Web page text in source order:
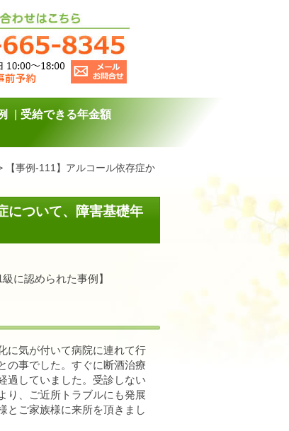
受給できる年金額
【事例-111】アルコール依存症か
について、障害基礎年
に認められた事例】
に気が付いて病院に連れて行
の事でした。すぐに断酒治療
過していました。受診しない
り、ご近所トラブルにも発展
とご家族様に来所を頂きまし